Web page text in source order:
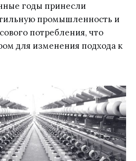
годы принесли
промышленность и
потребления, что
для изменения подхода к